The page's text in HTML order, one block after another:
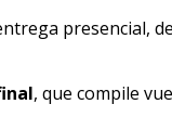
presencial,
, que compile